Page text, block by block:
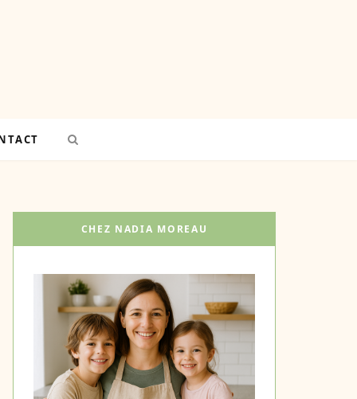
CHEZ NADIA MOREAU